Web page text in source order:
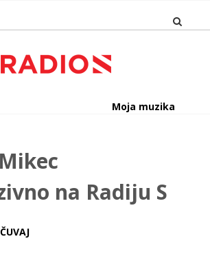
Moja muzika
na Radiju S